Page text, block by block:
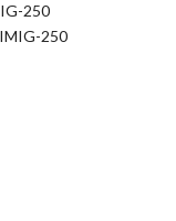
250
250